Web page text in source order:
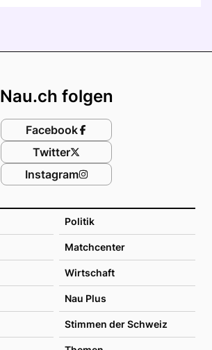
Politik
Matchcenter
Wirtschaft
Nau Plus
Stimmen der Schweiz
Nau.ch folgen
Facebook
Twitter
Instagram